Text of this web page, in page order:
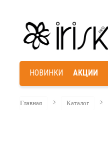
НОВИНКИ АКЦИИ
Главная Каталог